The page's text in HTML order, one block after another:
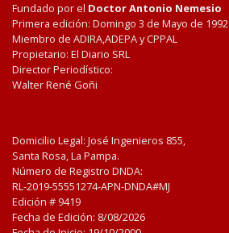
Fundado por el Doctor Antonio Nemesio
Primera edición: Domingo 3 de Mayo de 1992
Miembro de ADIRA,ADEPA y CPPAL
Propietario: El Diario SRL
Director Periodístico:
Walter René Goñi
Domicilio Legal: José Ingenieros 855,
Santa Rosa, La Pampa.
Número de Registro DNDA:
RL-2019-55551274-APN-DNDA#MJ
Edición # 9419
Fecha de Edición: 8/08/2026